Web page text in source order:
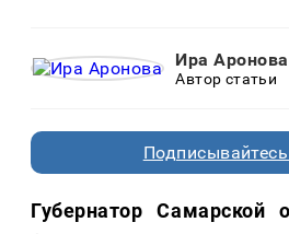
Ира Аронова
Автор статьи
Губернатор Самарской